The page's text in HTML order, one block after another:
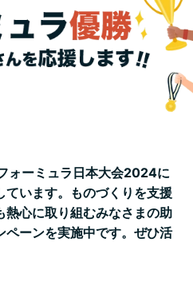
ォーミュラ日本大会2024に
います。
ものづくりを支援
熱心に取り組むみなさまの助
ペーンを実施中です。ぜひ活